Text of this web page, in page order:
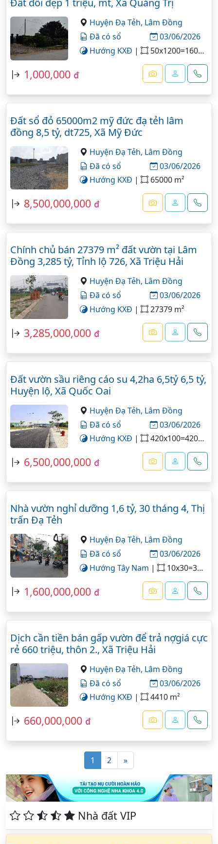
Đất đồi đẹp 1 triệu, mt, Xã Quảng Trị
Huyện Đạ Tẻh, Lâm Đồng
Đã có sổ
03/06/2026
Hướng KXĐ | 50x1200=160000 m²
1,000,000 đ
Đất sổ đỏ 65000m2 mỹ đức đạ tẻh lâm
đồng 8,5 tỷ, dt725, Xã Mỹ Đức
Huyện Đạ Tẻh, Lâm Đồng
Đã có sổ
03/06/2026
Hướng KXĐ | 65000 m²
8,500,000,000 đ
Chính chủ bán 27379 m² đất vườn tại Lâm
Đồng 3,285 tỷ, Tỉnh lộ 726, Xã Triệu Hải
Huyện Đạ Tẻh, Lâm Đồng
Đã có sổ
03/06/2026
Hướng KXĐ | 27379 m²
3,285,000,000 đ
Đất vườn sầu riêng cáo su 4,2ha 6,5tỷ 6,5 tỷ,
Huyện lộ, Xã Quốc Oai
Huyện Đạ Tẻh, Lâm Đồng
Đã có sổ
03/06/2026
Hướng KXĐ | 420x100=42000 m²
6,500,000,000 đ
Nhà vườn nghỉ dưỡng 1,6 tỷ, 30 tháng 4, Thị
trấn Đạ Tẻh
Huyện Đạ Tẻh, Lâm Đồng
Đã có sổ
03/06/2026
Hướng Tây Nam | 10x30=302 m²
1,600,000,000 đ
Dịch cần tiền bán gấp vườn để trả nợgiá cực
rẻ 660 triệu, thôn 2., Xã Triệu Hải
Huyện Đạ Tẻh, Lâm Đồng
Đã có sổ
03/06/2026
Hướng KXĐ | 4410 m²
660,000,000 đ
1 2 »
Nhà đất VIP